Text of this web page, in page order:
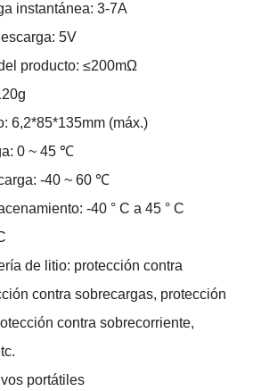
instantánea: 3-7A
5V
producto: ≤200mΩ
6,2*85*135mm (máx.)
0 ~ 45 ℃
-40 ~ 60 ℃
-40 ° C a 45 ° C
de litio: protección contra
contra sobrecargas, protección
contra sobrecorriente,
portátiles